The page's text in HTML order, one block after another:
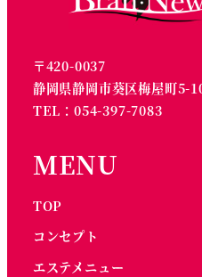
〒420-0037
静岡県静岡市葵区梅屋町5-
TEL：054-397-7083
MENU
TOP
コンセプト
エステメニュー